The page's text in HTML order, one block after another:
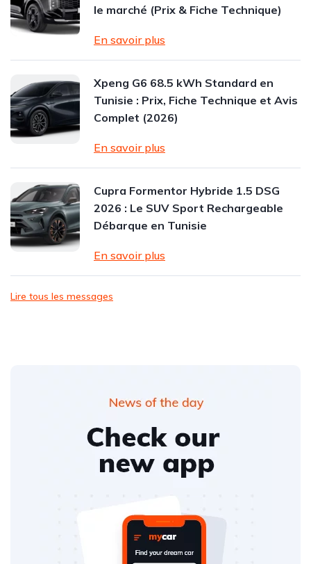
le marché (Prix & Fiche Technique)
En savoir plus
Xpeng G6 68.5 kWh Standard en
Tunisie : Prix, Fiche Technique et Avis
Complet (2026)
En savoir plus
Cupra Formentor Hybride 1.5 DSG
2026 : Le SUV Sport Rechargeable
Débarque en Tunisie
En savoir plus
Lire tous les messages